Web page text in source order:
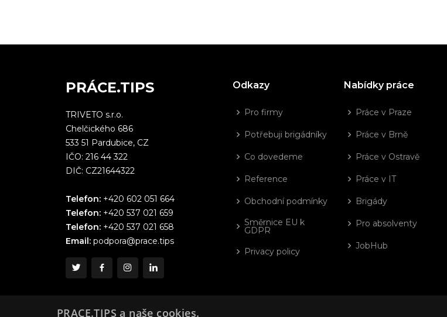
PRÁCE.TIPS
TRIVETO s.r.o.
Chelčického 686
533 51 Pardubice, CZ
IČO: 216 44 322
DIČ: CZ21644322
Telefon: +420 602 051 664
Telefon: +420 537 021 659
Telefon: +420 537 021 658
Email: podpora@prace.tips
Odkazy
Pro firmy
Potřebuji brigádníky
Co dovedeme
Reference
Obchodní podmínky
Směrnice EU k
GDPR
Privacy policy
Nabídky práce
Práce v Praze
Práce v Brně
Práce v Ostravě
Práce v IT
Brigády
Pro absolventy
JobHub
PRACE.TIPS a naše cookies.